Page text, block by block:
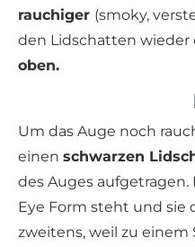
rauchiger (smoky,
den Lidschatten wieder
oben.
Um das Auge noch
einen schwarzen
des Auges aufgetragen.
Eye Form steht und sie
zweitens, weil zu einem